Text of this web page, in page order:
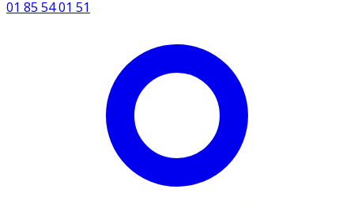
01 85 54 01 51